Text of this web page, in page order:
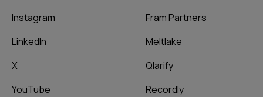
Instagram
LinkedIn
X
YouTube
Fram Partners
Meltlake
Qlarify
Recordly